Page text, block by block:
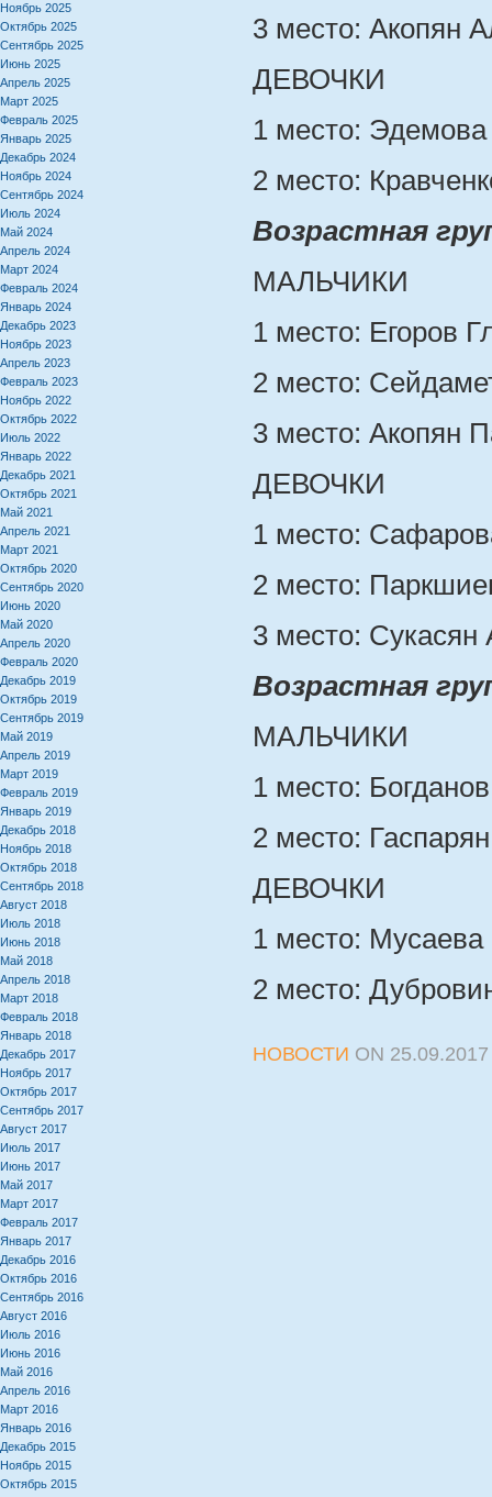
Ноябрь 2025
Октябрь 2025
Сентябрь 2025
Июнь 2025
Апрель 2025
Март 2025
Февраль 2025
Январь 2025
Декабрь 2024
Ноябрь 2024
Сентябрь 2024
Июль 2024
Май 2024
Апрель 2024
Март 2024
Февраль 2024
Январь 2024
Декабрь 2023
Ноябрь 2023
Апрель 2023
Февраль 2023
Ноябрь 2022
Октябрь 2022
Июль 2022
Январь 2022
Декабрь 2021
Октябрь 2021
Май 2021
Апрель 2021
Март 2021
Октябрь 2020
Сентябрь 2020
Июнь 2020
Май 2020
Апрель 2020
Февраль 2020
Декабрь 2019
Октябрь 2019
Сентябрь 2019
Май 2019
Апрель 2019
Март 2019
Февраль 2019
Январь 2019
Декабрь 2018
Ноябрь 2018
Октябрь 2018
Сентябрь 2018
Август 2018
Июль 2018
Июнь 2018
Май 2018
Апрель 2018
Март 2018
Февраль 2018
Январь 2018
Декабрь 2017
Ноябрь 2017
Октябрь 2017
Сентябрь 2017
Август 2017
Июль 2017
Июнь 2017
Май 2017
Март 2017
Февраль 2017
Январь 2017
Декабрь 2016
Октябрь 2016
Сентябрь 2016
Август 2016
Июль 2016
Июнь 2016
Май 2016
Апрель 2016
Март 2016
Январь 2016
Декабрь 2015
Ноябрь 2015
Октябрь 2015
3 место: Акопян
ДЕВОЧКИ
1 место:
2 место:
Возрастная
МАЛЬЧИКИ
1 место: Егоров
2 место:
3 место: Акопян
ДЕВОЧКИ
1 место:
2 место:
3 место: Сукасян
Возрастная
МАЛЬЧИКИ
1 место:
2 место:
ДЕВОЧКИ
1 место: Мусаева
2 место:
НОВОСТИ ON 25.09.2017